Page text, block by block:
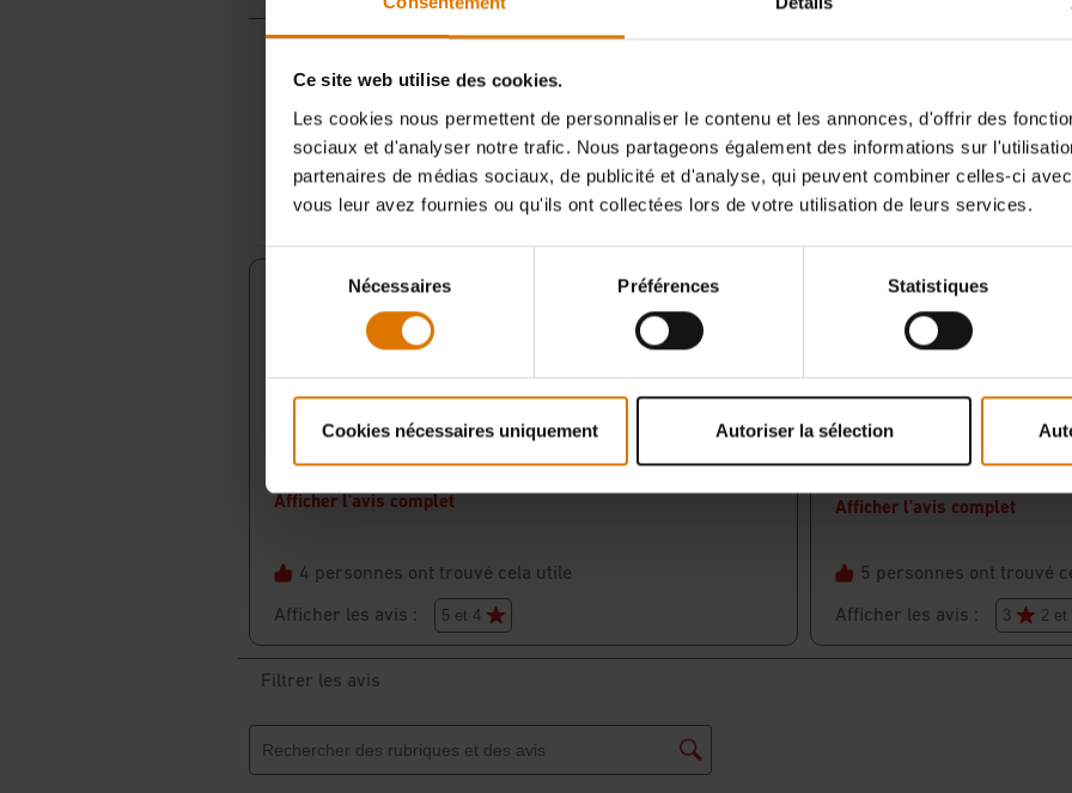
Ce site web utilise des cookies.
Les cookies nous permettent de personnaliser le contenu et les annonces, d'offrir des
sociaux et d'analyser notre trafic. Nous partageons également des informations sur
partenaires de médias sociaux, de publicité et d'analyse, qui peuvent combiner celles-ci
vous leur avez fournies ou qu'ils ont collectées lors de votre utilisation de leurs services.
Sélection
consentement
Nécessaires Préférences Statistiques
Cookies nécessaires uniquement Autoriser la sélection